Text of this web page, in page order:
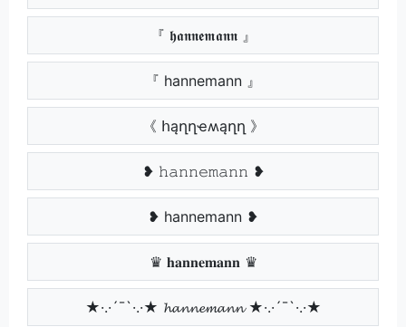
『 𝖍𝖆𝖓𝖓𝖊𝖒𝖆𝖓𝖓 』
『 hannemann 』
《 հąղղҽʍąղղ 》
❥ 𝚑𝚊𝚗𝚗𝚎𝚖𝚊𝚗𝚗 ❥
❥ hannemann ❥
♛ 𝐡𝐚𝐧𝐧𝐞𝐦𝐚𝐧𝐧 ♛
★·.·´¯`·.·★ 𝓱𝓪𝓷𝓷𝓮𝓶𝓪𝓷𝓷 ★·.·´¯`·.·★